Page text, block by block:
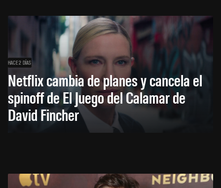
HACE 2 DÍAS
Netflix cambia de planes y cancela el
spinoff de El Juego del Calamar de
David Fincher